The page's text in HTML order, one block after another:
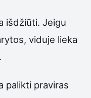
išdžiūti. Jeigu
viduje lieka
palikti praviras